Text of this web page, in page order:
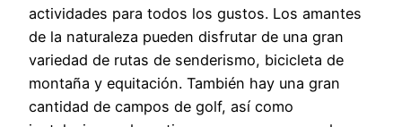
actividades para todos los gustos. Los amantes
de la naturaleza pueden disfrutar de una gran
variedad de rutas de senderismo, bicicleta de
montaña y equitación. También hay una gran
cantidad de campos de golf, así como